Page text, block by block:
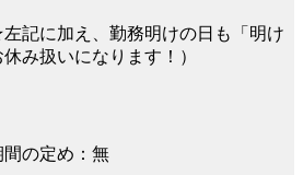
記に加え、勤務明けの日も「明け
み扱いになります！）
間の定め：無